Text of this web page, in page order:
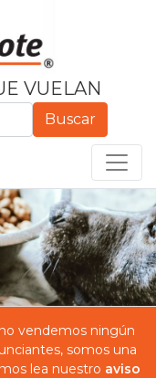
VUELAN
Buscar
vendemos ningún
somos una
lea nuestro aviso